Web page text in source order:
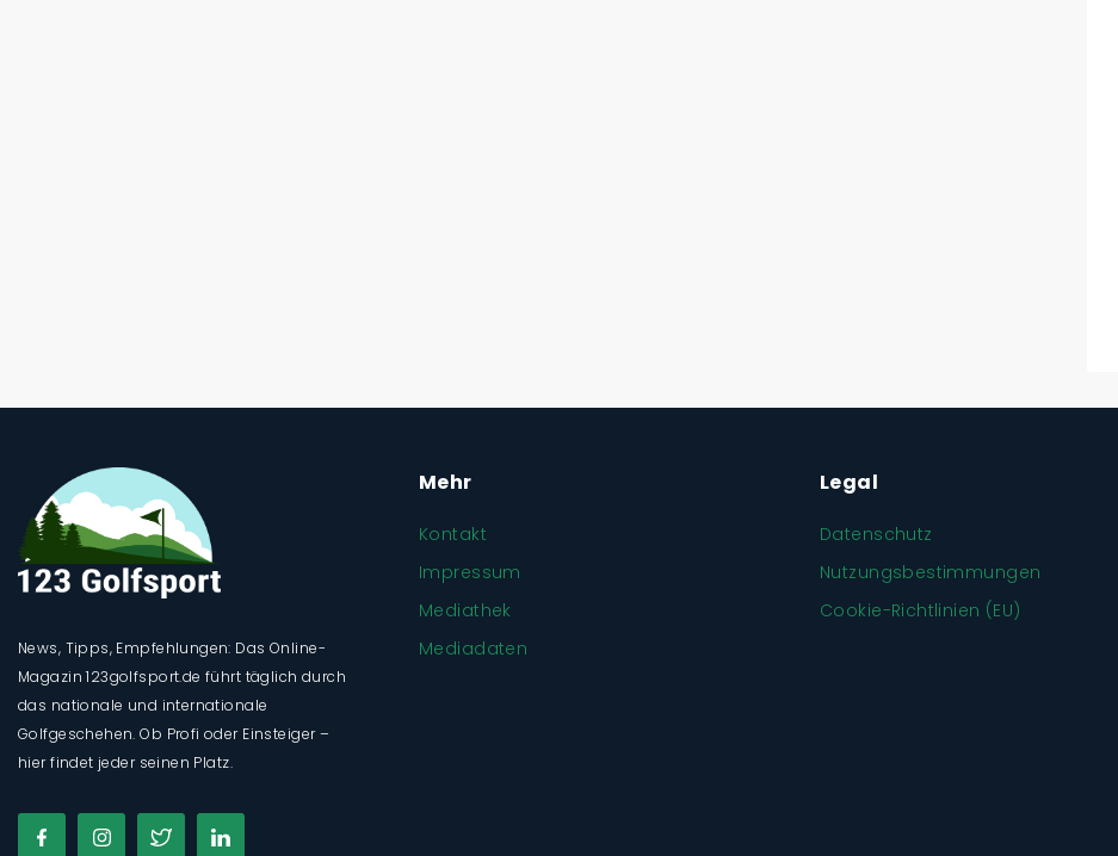
News, Tipps, Empfehlungen: Das Online-
Magazin 123golfsport.de führt täglich durch
das nationale und internationale
Golfgeschehen. Ob Profi oder Einsteiger –
hier findet jeder seinen Platz.
Mehr
Kontakt
Impressum
Mediathek
Mediadaten
Legal
Datenschutz
Nutzungsbestimmungen
Cookie-Richtlinien (EU)